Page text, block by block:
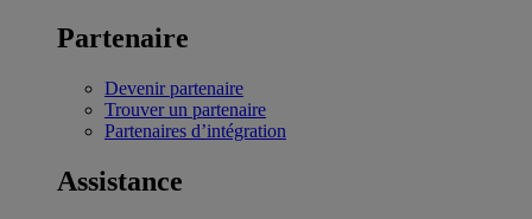
Partenaire
Devenir partenaire
Trouver un partenaire
Partenaires d’intégration
Assistance